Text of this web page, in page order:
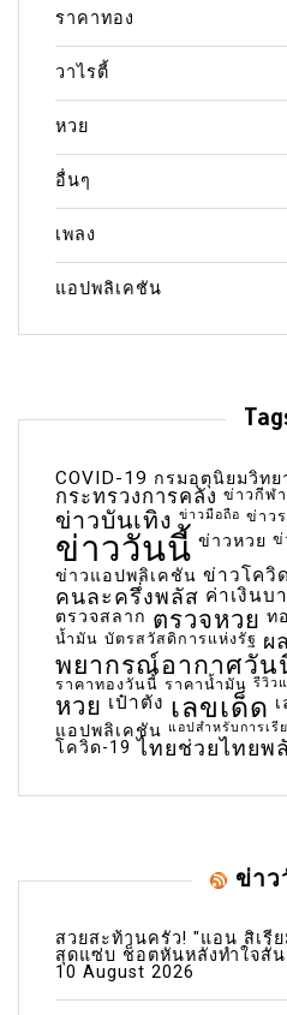
ราคาทอง
วาไรตี้
หวย
อื่นๆ
เพลง
แอปพลิเคชัน
COVID-19 กรมอุตุนิยมวิทย
กระทรวงการคลัง ข่าวกีฬา
ข่าวบันเทิง ข่าวมือถือ ข่าว
ข่าววันนี้ ข่าวหวย ข่
ข่าวแอปพลิเคชัน ข่าวโควิ
คนละครึ่งพลัส ค่าเงินบ
ตรวจสลาก ตรวจหวย ท
น้ำมัน บัตรสวัสดิการแห่งรัฐ ผ
พยากรณ์อากาศวัน
ราคาทองวันนี้ ราคาน้ำมัน รีวิว
หวย เป๋าตัง เลขเด็ด
แอปพลิเคชัน แอปสำหรับการเรี
โควิด-19 ไทยช่วยไทยพ
ข่า
สวยสะท้านครัว! "แอน สิเรี
สุดแซ่บ ช็อตหันหลังทำใจสั่น
10 August 2026